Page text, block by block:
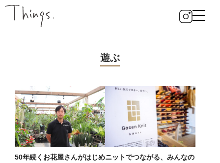
遊ぶ
50年続くお花屋さんがはじめニットでつながる、みんなの